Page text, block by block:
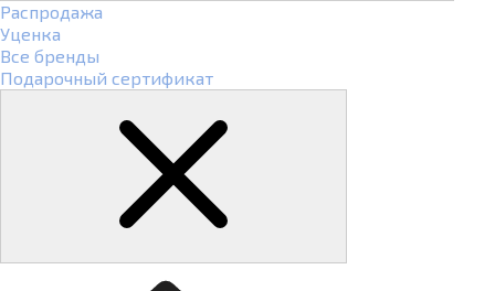
Распродажа
Уценка
Все бренды
Подарочный сертификат